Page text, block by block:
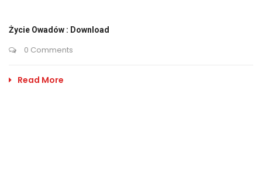
Życie Owadów : Download
0 Comments
Read More